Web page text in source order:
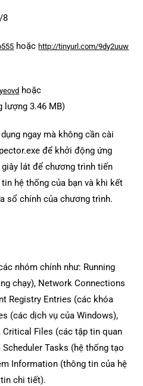
8
hoặchttp://tinyurl.com/9dy2uuw
hoặc
lượng 3.46 MB)
ngay mà không cần cài
để khởi động ứng
lát để chương trình tiến
hệ thống của bạn và khi kết
sổ chính của chương trình.
nhóm chính như: Running
chạy), Network Connections
Registry Entries (các khóa
(các dịch vụ của Windows),
Critical Files (các tập tin quan
Tasks (hệ thống tạo
Information (thông tin của hệ
chi tiết).